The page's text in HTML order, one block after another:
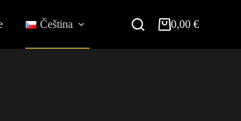
Čeština 0,00 €